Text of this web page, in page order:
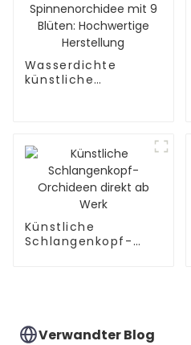
Wasserdichte
künstliche
Künstliche
Schlangenkopf-
Verwandter Blog